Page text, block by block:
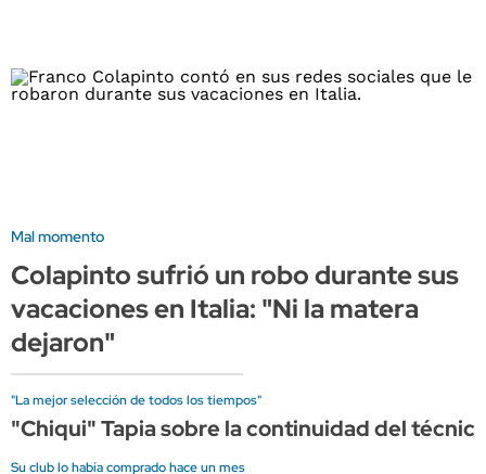
Mal momento
Colapinto sufrió un robo durante sus
vacaciones en Italia: "Ni la matera
dejaron"
"La mejor selección de todos los tiempos"
"Chiqui" Tapia sobre la continuidad del
Su club lo había comprado hace un mes